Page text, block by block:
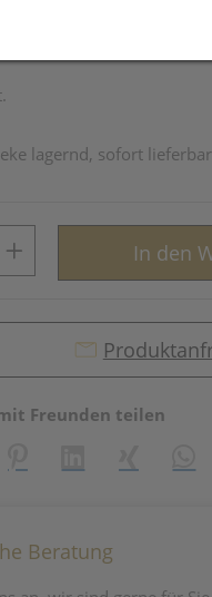
lagernd, sofort lieferbar
In den
Freunden teilen
Beratung